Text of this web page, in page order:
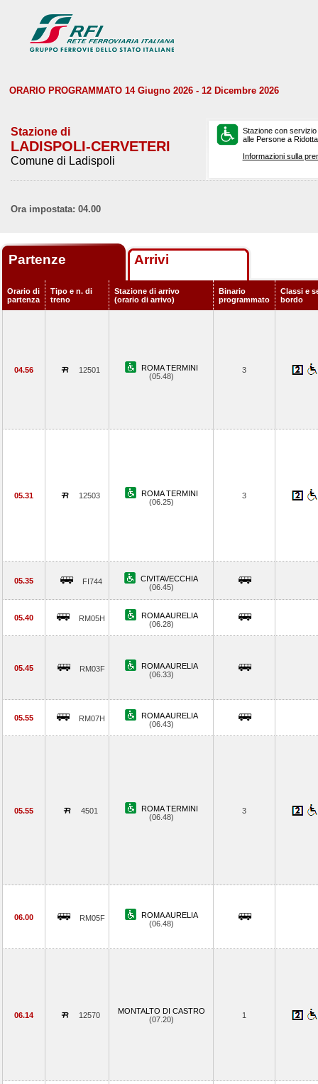
ORARIO PROGRAMMATO 14 Giugno 2026 - 12 Dicembre 2026
Stazione di
LADISPOLI-CERVETERI
Comune di Ladispoli
Stazione con
alle Persone a
Informazioni sulla
Ora impostata: 04.00
Partenze Arrivi
Orario di
partenza
Tipo e n. di
treno
Stazione di arrivo
(orario di arrivo)
Binario
programmato
Classi e
bordo
04.56 12501
ROMA TERMINI
(05.48)
3
05.31 12503
ROMA TERMINI
(06.25)
3
05.35 FI744
CIVITAVECCHIA
(06.45)
05.40 RM05H
ROMA AURELIA
(06.28)
05.45 RM03F
ROMA AURELIA
(06.33)
05.55 RM07H
ROMA AURELIA
(06.43)
05.55 4501
ROMA TERMINI
(06.48)
3
06.00 RM05F
ROMA AURELIA
(06.48)
06.14 12570
MONTALTO DI CASTRO
(07.20)
1